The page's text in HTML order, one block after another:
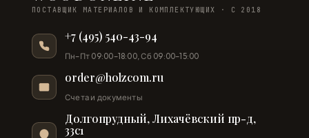
ПОСТАВЩИК МАТЕРИАЛОВ И КОМПЛЕКТУЮЩИХ · С 2018
+7 (495) 540-43-94
Пн–Пт 09:00–18:00, Сб 09:00–15:00
order@holzcom.ru
Счета и документы
Долгопрудный, Лихачёвский пр-д,
33с1